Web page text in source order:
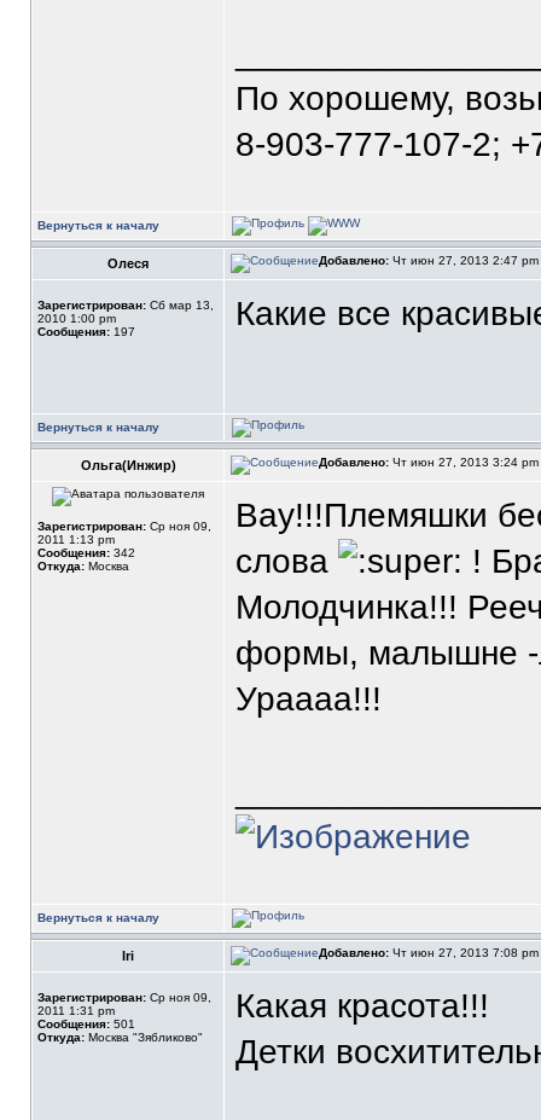
По хорошему,
8-903-777-107-2;
Вернуться к началу
Олеся Добавлено: Чт июн 27, 2013 2:47 pm
Зарегистрирован: Сб мар 13,
2010 1:00 pm
Сообщения: 197 Какие все
Вернуться к началу
Ольга(Инжир) Добавлено: Чт июн 27, 2013 3:24 pm
Зарегистрирован: Ср ноя 09,
2011 1:13 pm
Сообщения: 342
Откуда: Москва
Вау!!!Племяшки
слова
!
Молодчинка!!!
формы, малышне -
Ураааа!!!
Вернуться к началу
Iri Добавлено: Чт июн 27, 2013 7:08 pm
Зарегистрирован: Ср ноя 09,
2011 1:31 pm
Сообщения: 501
Откуда: Москва "Зябликово"
Какая красота!!!
Детки